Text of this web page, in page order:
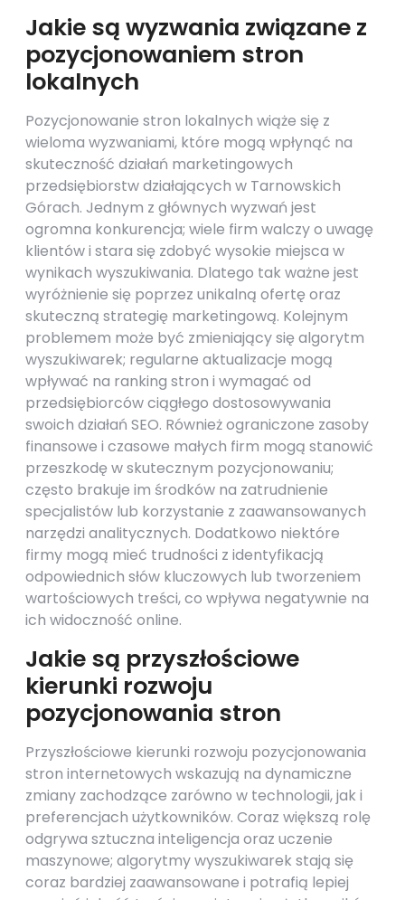
Jakie są wyzwania związane z
pozycjonowaniem stron
lokalnych
Pozycjonowanie stron lokalnych wiąże się z
wieloma wyzwaniami, które mogą wpłynąć na
skuteczność działań marketingowych
przedsiębiorstw działających w Tarnowskich
Górach. Jednym z głównych wyzwań jest
ogromna konkurencja; wiele firm walczy o uwagę
klientów i stara się zdobyć wysokie miejsca w
wynikach wyszukiwania. Dlatego tak ważne jest
wyróżnienie się poprzez unikalną ofertę oraz
skuteczną strategię marketingową. Kolejnym
problemem może być zmieniający się algorytm
wyszukiwarek; regularne aktualizacje mogą
wpływać na ranking stron i wymagać od
przedsiębiorców ciągłego dostosowywania
swoich działań SEO. Również ograniczone zasoby
finansowe i czasowe małych firm mogą stanowić
przeszkodę w skutecznym pozycjonowaniu;
często brakuje im środków na zatrudnienie
specjalistów lub korzystanie z zaawansowanych
narzędzi analitycznych. Dodatkowo niektóre
firmy mogą mieć trudności z identyfikacją
odpowiednich słów kluczowych lub tworzeniem
wartościowych treści, co wpływa negatywnie na
ich widoczność online.
Jakie są przyszłościowe
kierunki rozwoju
pozycjonowania stron
Przyszłościowe kierunki rozwoju pozycjonowania
stron internetowych wskazują na dynamiczne
zmiany zachodzące zarówno w technologii, jak i
preferencjach użytkowników. Coraz większą rolę
odgrywa sztuczna inteligencja oraz uczenie
maszynowe; algorytmy wyszukiwarek stają się
coraz bardziej zaawansowane i potrafią lepiej